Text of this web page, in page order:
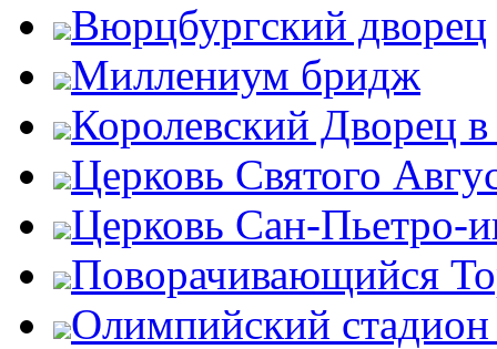
Вюрцбургский дворец
Миллениум бридж
Королевский Дворец
Церковь Святого
Церковь Сан-Пьетро-
Поворачивающийся
Олимпийский